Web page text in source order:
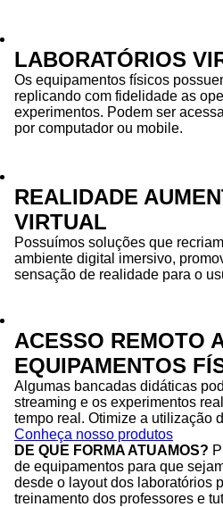
LABORATÓRIOS
Os equipamentos físicos
replicando com fidelidade as
experimentos. Podem ser
por computador ou mobile.
REALIDADE
VIRTUAL
Possuímos soluções que
ambiente digital imersivo,
sensação de realidade para o
ACESSO REMOTO
EQUIPAMENTOS
Algumas bancadas didáticas
streaming e os experimentos
tempo real. Otimize a utilização
Conheça nosso produtos
DE QUE FORMA ATUAMOS?
de equipamentos para que
desde o layout dos laboratórios
treinamento dos professores e